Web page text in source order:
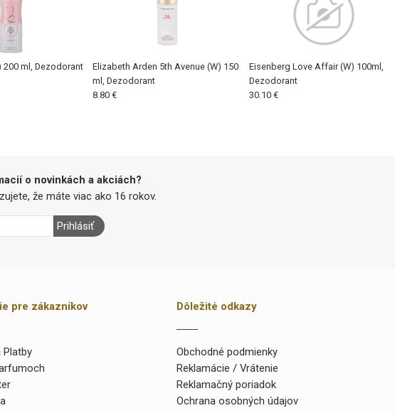
200 ml, Dezodorant
Elizabeth Arden 5th Avenue (W) 150
ml, Dezodorant
8.80 €
Eisenberg Love Affair (W) 100ml,
Dezodorant
30.10 €
o novinkách a akciách?
že máte viac ako 16 rokov.
Prihlásiť
pre zákazníkov
Platby
Dôležité odkazy
Obchodné podmienky
Reklamácie / Vrátenie
Reklamačný poriadok
Ochrana osobných údajov